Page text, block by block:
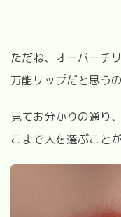
ただね、オーバーチ
万能リップだと思うの
見てお分かりの通り
こまで人を選ぶこと